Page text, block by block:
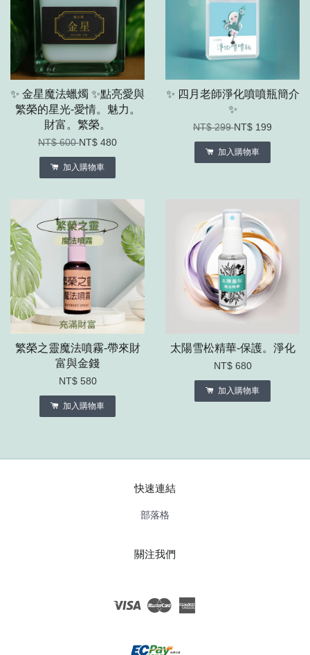
✨ 金星魔法蠟燭 ✨點亮愛與
繁榮的星光-愛情。魅力。
財富。繁榮。
NT$ 600NT$ 480
加入購物車
✨ 四月老師淨化噴噴瓶簡介
✨
NT$ 299NT$ 199
加入購物車
繁榮之靈魔法噴霧-帶來財
富與金錢
NT$ 580
加入購物車
太陽雪松精華-保護。淨化
NT$ 680
加入購物車
快速連結
部落格
關注我們
Visa Master